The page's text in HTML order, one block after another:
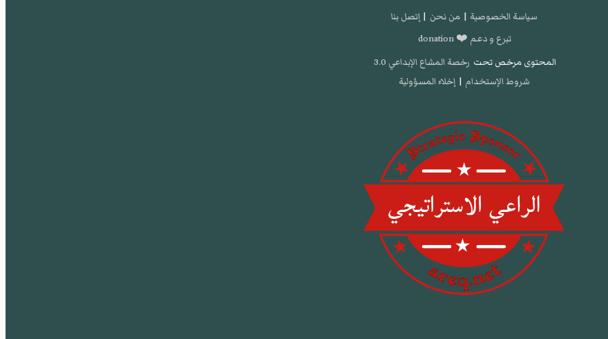
سياسة الخصوصية | من نحن | إتصل بنا
تبرع و دعم ❤️ donation
المحتوى مرخص تحت رخصة المشاع الإبداعي 3.0
شروط الإستخدام | إخلاء المسؤولية